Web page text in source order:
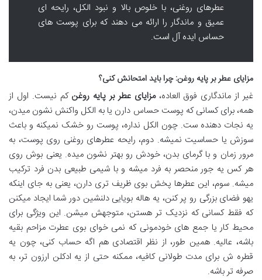
عطرهای روغنی، با خلوص بالا و نبود الکل، رایحه ای
عمیق و ماندگار را ارائه می دهند که برای پوست های
حساس ایده آل است.
مزایای عطر بر پایه روغن: چرا باید امتحانش کنی؟
غیر از ماندگاری فوق العاده،مزایای عطر بر پایه روغن کم نیست. اول از
همه، برای کسانی که پوست حساس دارن یا به الکل واکنش نشون میدن،
یه نجات دهنده ست. چون الکل نداره، پوست رو خشک نمیکنه و باعث
سوزش یا حساسیت نمیشه. دوم، رایحه عطرهای روغنی روی پوست، به
مرور زمان و با گرمای بدن، خودش رو بهتر نشون میده. یعنی بوش روی
هر کس یه جور منحصر به فرد میشه و با شیمی طبیعی بدن فرد ترکیب
میشه. سوم، این عطرها پخش بوی ظریف تری دارن، یعنی به جای اینکه
یهو فضای بزرگی رو پر کنن، یه هاله بویایی دلنشین دور شما ایجاد میکنن
که فقط کسانی که نزدیک تر هستن، متوجهش میشن. این ویژگی برای
محیط کار یا جمع های خودمونی که نمی خوای بوی عطرت مزاحم بقیه
باشه، عالیه. همین طور، از نظر اقتصادی هم اگه حساب کنی، چون یه
قطره ش برای مدت طولانی کافیه، ممکنه حتی از یه ادکلن ارزون تر، به
صرفه تر باشه.